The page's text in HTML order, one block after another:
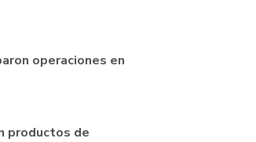
operaciones en
productos de